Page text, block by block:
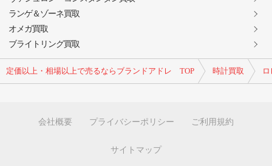
定価以上・相場以上で売るならブランドアドレ TOP 時計買取
ランゲ＆ゾーネ買取
オメガ買取
ブライトリング買取
会社概要 プライバシーポリシー ご利用規約
サイトマップ